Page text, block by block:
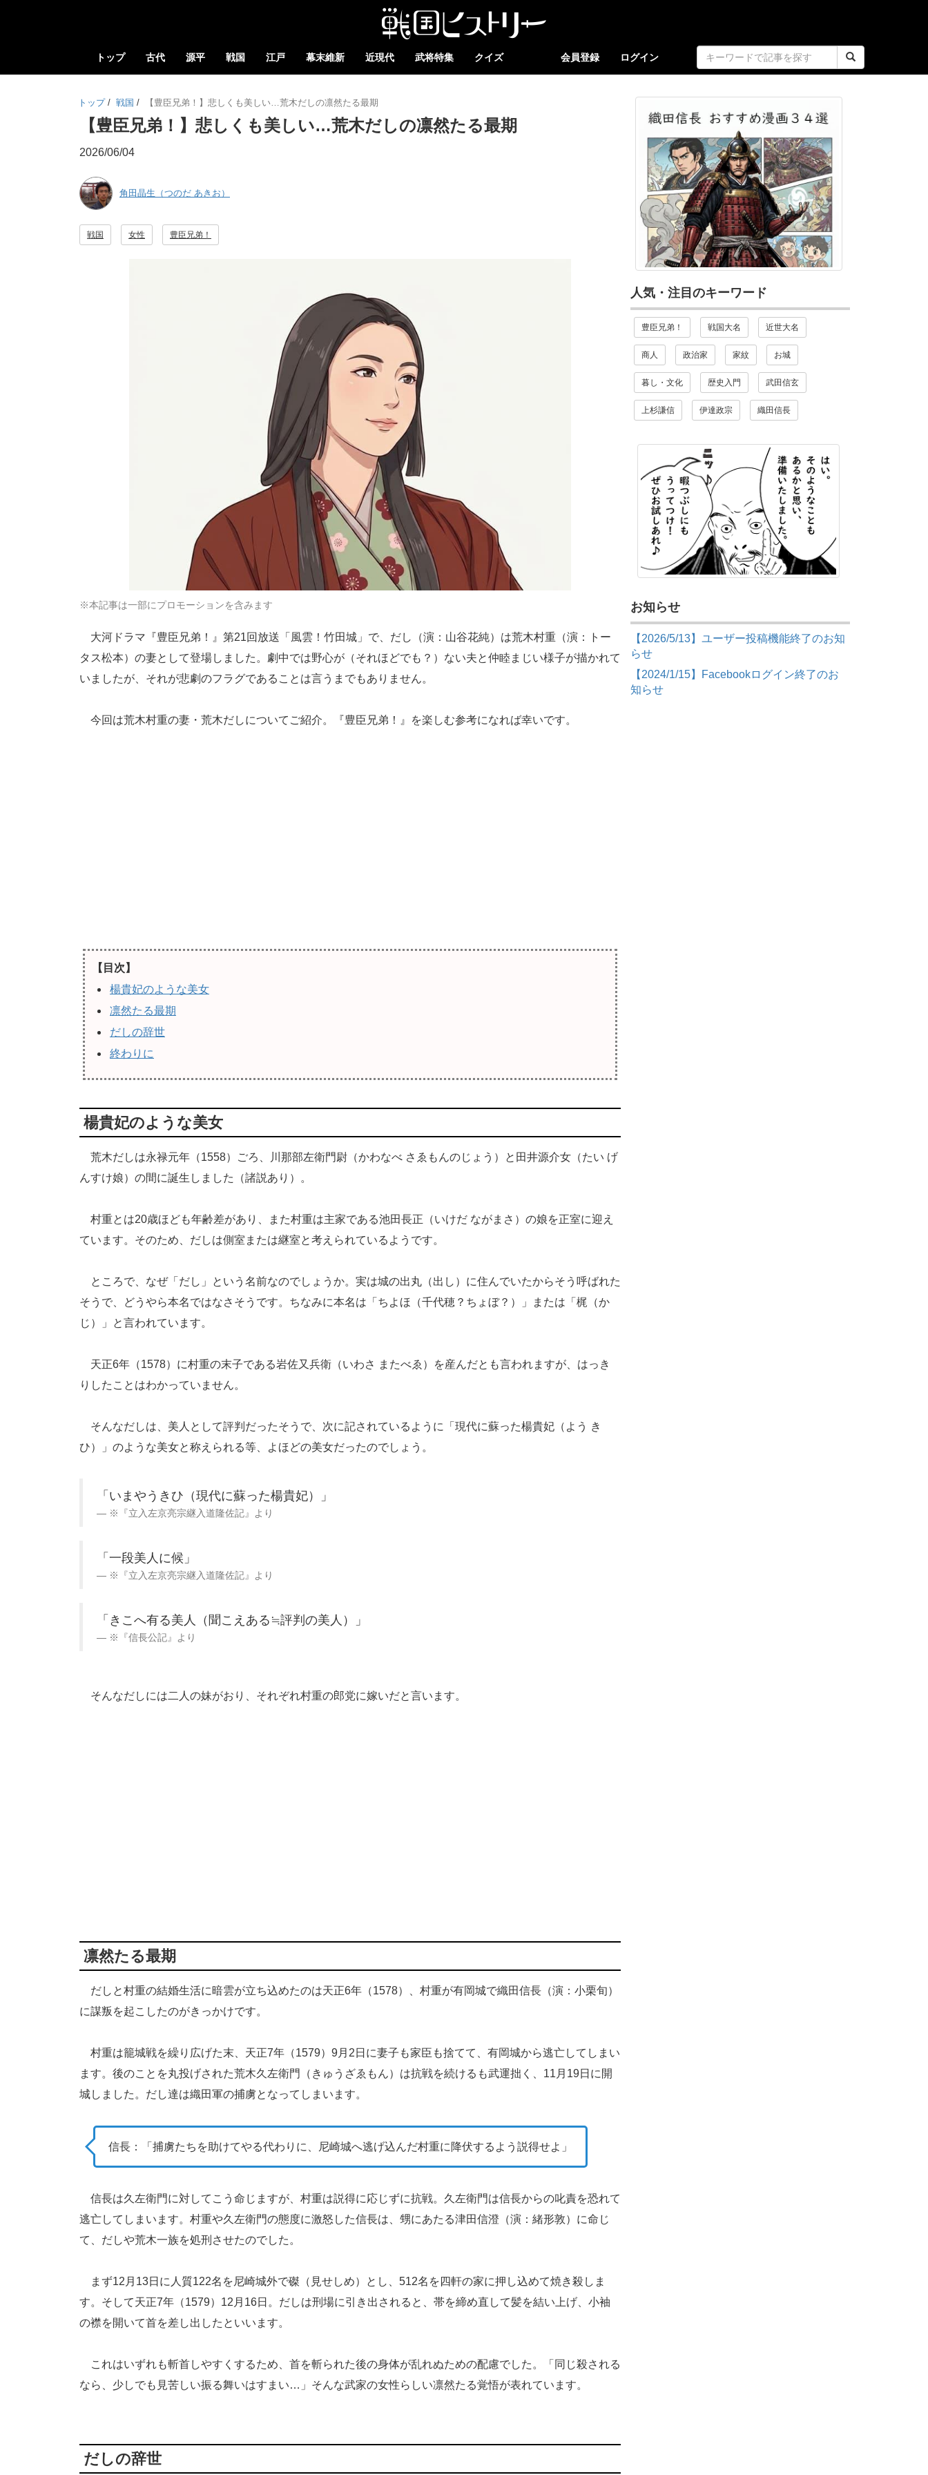
トップ 古代 源平 戦国 江戸 幕末維新 近現代 武将特集 クイズ 会員登録 ログイン
トップ / 戦国 / 【豊臣兄弟！】悲しくも美しい…荒木だしの凛然たる最期
【豊臣兄弟！】悲しくも美しい…荒木だしの凛然たる最期
2026/06/04
角田晶生（つのだ あきお）
戦国 女性 豊臣兄弟！
※本記事は一部にプロモーションを含みます
大河ドラマ『豊臣兄弟！』第21回放送「風雲！竹田城」で、だし（演：山谷花純）は荒木村重（演：トー
タス松本）の妻として登場しました。劇中では野心が（それほどでも？）ない夫と仲睦まじい様子が描かれて
いましたが、それが悲劇のフラグであることは言うまでもありません。
今回は荒木村重の妻・荒木だしについてご紹介。『豊臣兄弟！』を楽しむ参考になれば幸いです。
【目次】
楊貴妃のような美女
凛然たる最期
だしの辞世
終わりに
楊貴妃のような美女
荒木だしは永禄元年（1558）ごろ、川那部左衛門尉（かわなべ さゑもんのじょう）と田井源介女（たい げ
んすけ娘）の間に誕生しました（諸説あり）。
村重とは20歳ほども年齢差があり、また村重は主家である池田長正（いけだ ながまさ）の娘を正室に迎え
ています。そのため、だしは側室または継室と考えられているようです。
ところで、なぜ「だし」という名前なのでしょうか。実は城の出丸（出し）に住んでいたからそう呼ばれた
そうで、どうやら本名ではなさそうです。ちなみに本名は「ちよほ（千代穂？ちょぼ？）」または「梶（か
じ）」と言われています。
天正6年（1578）に村重の末子である岩佐又兵衛（いわさ またべゑ）を産んだとも言われますが、はっき
りしたことはわかっていません。
そんなだしは、美人として評判だったそうで、次に記されているように「現代に蘇った楊貴妃（よう き
ひ）」のような美女と称えられる等、よほどの美女だったのでしょう。
「いまやうきひ（現代に蘇った楊貴妃）」
※『立入左京亮宗継入道隆佐記』より
「一段美人に候」
※『立入左京亮宗継入道隆佐記』より
「きこへ有る美人（聞こえある≒評判の美人）」
※『信長公記』より
そんなだしには二人の妹がおり、それぞれ村重の郎党に嫁いだと言います。
凛然たる最期
だしと村重の結婚生活に暗雲が立ち込めたのは天正6年（1578）、村重が有岡城で織田信長（演：小栗旬）
に謀叛を起こしたのがきっかけです。
村重は籠城戦を繰り広げた末、天正7年（1579）9月2日に妻子も家臣も捨てて、有岡城から逃亡してしまい
ます。後のことを丸投げされた荒木久左衛門（きゅうざゑもん）は抗戦を続けるも武運拙く、11月19日に開
城しました。だし達は織田軍の捕虜となってしまいます。
信長：「捕虜たちを助けてやる代わりに、尼崎城へ逃げ込んだ村重に降伏するよう説得せよ」
信長は久左衛門に対してこう命じますが、村重は説得に応じずに抗戦。久左衛門は信長からの叱責を恐れて
逃亡してしまいます。村重や久左衛門の態度に激怒した信長は、甥にあたる津田信澄（演：緒形敦）に命じ
て、だしや荒木一族を処刑させたのでした。
まず12月13日に人質122名を尼崎城外で磔（見せしめ）とし、512名を四軒の家に押し込めて焼き殺しま
す。そして天正7年（1579）12月16日。だしは刑場に引き出されると、帯を締め直して髪を結い上げ、小袖
の襟を開いて首を差し出したといいます。
これはいずれも斬首しやすくするため、首を斬られた後の身体が乱れぬための配慮でした。「同じ殺される
なら、少しでも見苦しい振る舞いはすまい…」そんな武家の女性らしい凛然たる覚悟が表れています。
だしの辞世
人気・注目のキーワード
豊臣兄弟！ 戦国大名 近世大名
商人 政治家 家紋 お城
暮し・文化 歴史入門 武田信玄
上杉謙信 伊達政宗 織田信長
お知らせ
【2026/5/13】ユーザー投稿機能終了のお知
らせ
【2024/1/15】Facebookログイン終了のお
知らせ